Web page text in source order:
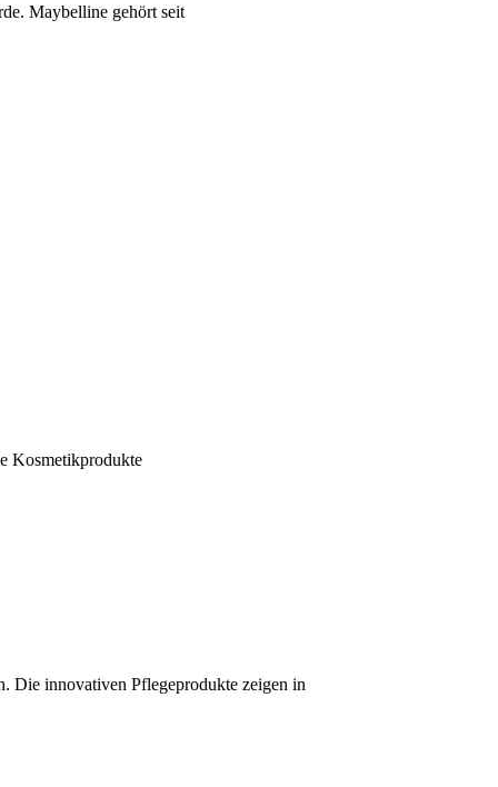
Maybelline gehört seit
Kosmetikprodukte
Die innovativen Pflegeprodukte zeigen in